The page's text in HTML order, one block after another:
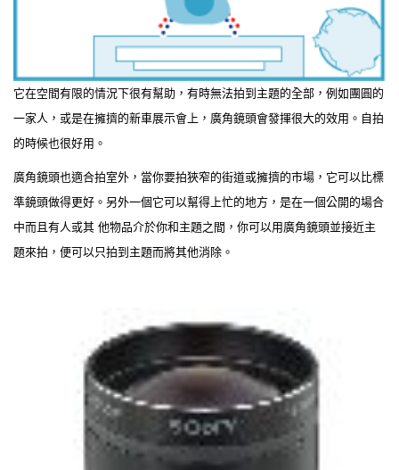
它在空間有限的情況下很有幫助，有時無法拍到主題的全部，例如團圓的
一家人，或是在擁擠的新車展示會上，廣角鏡頭會發揮很大的效用。自拍
的時候也很好用。
廣角鏡頭也適合拍室外，當你要拍狹窄的街道或擁擠的市場，它可以比標
準鏡頭做得更好。另外一個它可以幫得上忙的地方，是在一個公開的場合
中而且有人或其 他物品介於你和主題之間，你可以用廣角鏡頭並接近主
題來拍，便可以只拍到主題而將其他消除。